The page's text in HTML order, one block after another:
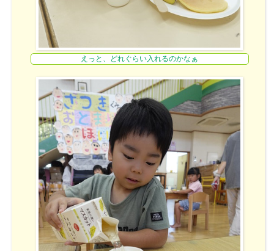
えっと、どれぐらい入れるのかなぁ